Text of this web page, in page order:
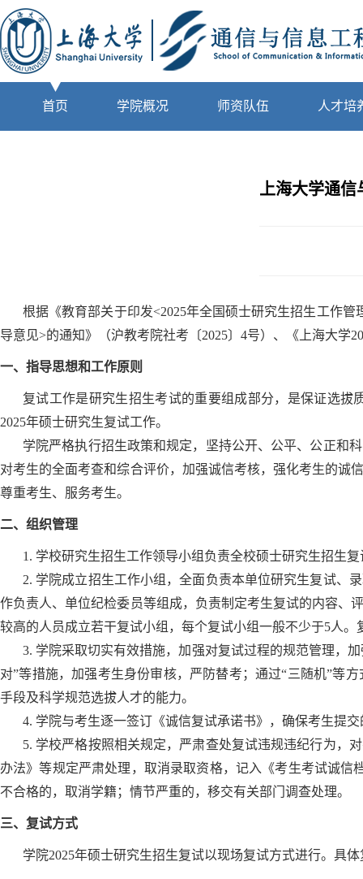
首页 学院概况 师资队伍 人才培
上海大学通信
根据《教育部关于印发<2025年全国硕士研究生招生工作
导意见>的通知》（沪教考院社考〔2025〕4号）、《上海大
一、指导思想和工作原则
复试工作是研究生招生考试的重要组成部分，是保证选
2025年硕士研究生复试工作。
学院严格执行招生政策和规定，坚持公开、公平、公正和
对考生的全面考查和综合评价，加强诚信考核，强化考生的诚
尊重考生、服务考生。
二、组织管理
1. 学校研究生招生工作领导小组负责全校硕士研究生招生
2. 学院成立招生工作小组，全面负责本单位研究生复试、
作负责人、单位纪检委员等组成，负责制定考生复试的内容、
较高的人员成立若干复试小组，每个复试小组一般不少于5人
3. 学院采取切实有效措施，加强对复试过程的规范管理，
对”等措施，加强考生身份审核，严防替考；通过“三随机”等
手段及科学规范选拔人才的能力。
4. 学院与考生逐一签订《诚信复试承诺书》，确保考生提
5. 学校严格按照相关规定，严肃查处复试违规违纪行为，
办法》等规定严肃处理，取消录取资格，记入《考生考试诚
不合格的，取消学籍；情节严重的，移交有关部门调查处理。
三、复试方式
学院2025年硕士研究生招生复试以现场复试方式进行。具